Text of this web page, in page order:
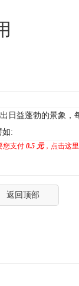
益蓬勃的景象，
如:
您支付 0.5 元，点击这
返回顶部